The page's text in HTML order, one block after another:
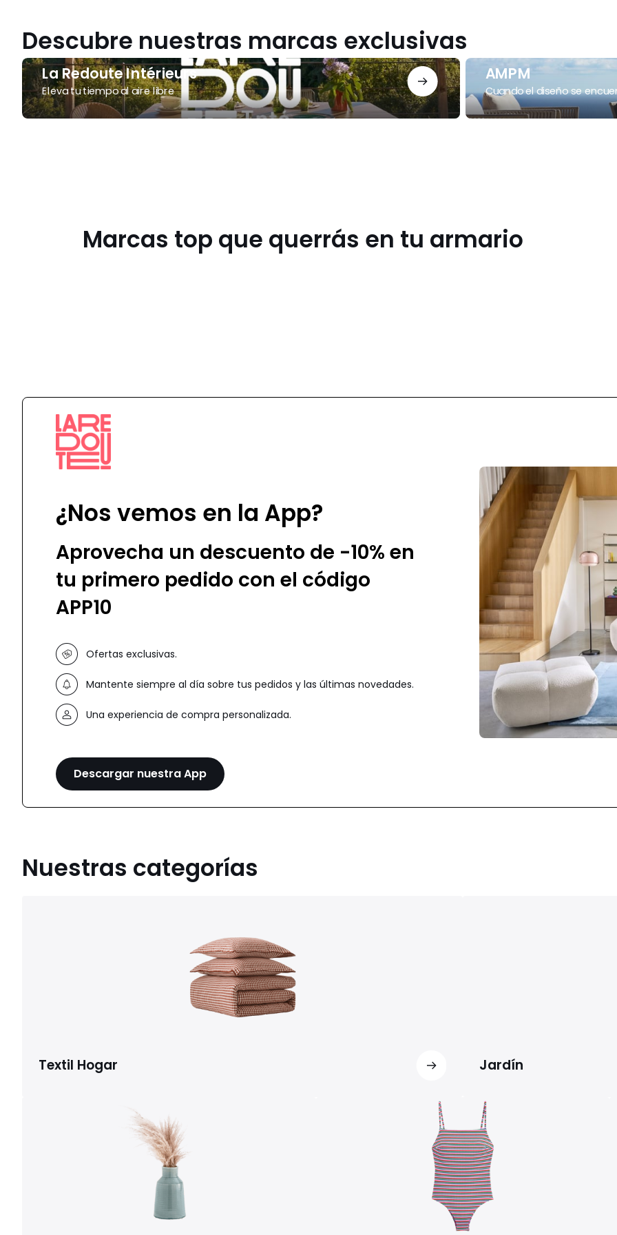
Descubre nuestras marcas exclusivas
La Redoute Intérieurs
Eleva tu tiempo al aire libre
La
Redoute
Intérieurs
AMPM
Cuando el diseño se
AMPM
Marcas top que querrás en tu armario
¿Nos vemos en la App?
Aprovecha un descuento de -10% en
tu primero pedido con el código
APP10
Ofertas exclusivas.
Mantente siempre al día sobre tus pedidos y las últimas novedades.
Una experiencia de compra personalizada.
Descargar nuestra App
Nuestras categorías
Textil Hogar Jardín